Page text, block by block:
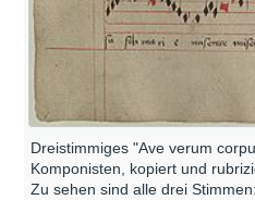
Dreistimmiges "Ave verum
Komponisten, kopiert und
Zu sehen sind alle drei